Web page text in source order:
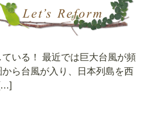
いる！ 最近では巨大台風が頻
ら台風が入り、日本列島を西